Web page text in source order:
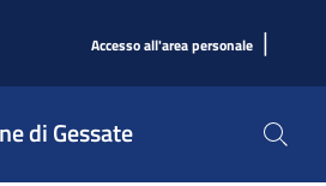
Accesso all'area personale |
di Gessate